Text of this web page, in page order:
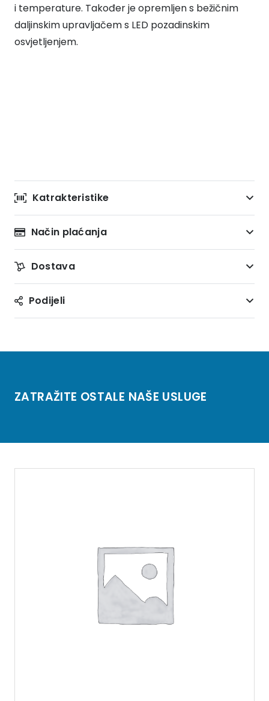
i temperature. Također je opremljen s bežičnim
daljinskim upravljačem s LED pozadinskim
osvjetljenjem.
Katrakteristike
Način plaćanja
Dostava
Podijeli
ZATRAŽITE OSTALE NAŠE USLUGE